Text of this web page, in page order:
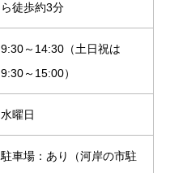
ら徒歩約3分
9:30～14:30（土日祝は
9:30～15:00）
水曜日
駐車場：あり（河岸の市駐